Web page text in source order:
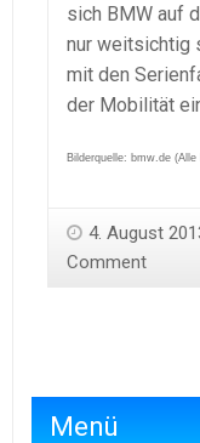
sich BMW auf
nur weitsichtig
mit den
der Mobilität
Bilderquelle: bmw.de
4. August
Comment
Menü